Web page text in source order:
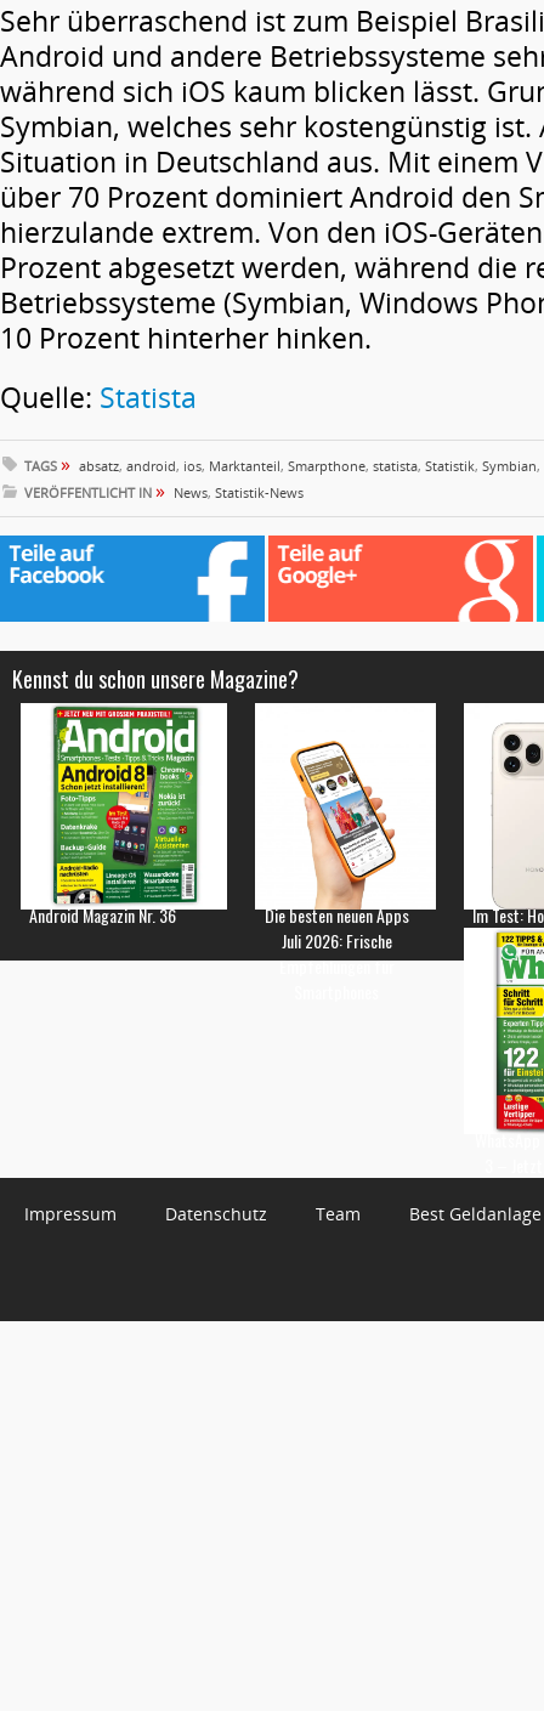
Sehr überraschend ist zum Beispiel
Android und andere Betriebssysteme
während sich iOS kaum blicken lässt.
Symbian, welches sehr kostengünstig
Situation in Deutschland aus. Mit einem
über 70 Prozent dominiert Android den
hierzulande extrem. Von den iOS-
Prozent abgesetzt werden, während die
Betriebssysteme (Symbian, Windows
10 Prozent hinterher hinken.
Quelle: Statista
TAGS » absatz, android, ios, Marktanteil, Smarpthone, statista, Statistik, Symbian,
VERÖFFENTLICHT IN » News, Statistik-News
Kennst du schon unsere Magazine?
Android Magazin Nr. 36
Die besten neuen Apps
Juli 2026: Frische
Empfehlungen für
Im Test:
Impressum Datenschutz Team Best Geldanlage